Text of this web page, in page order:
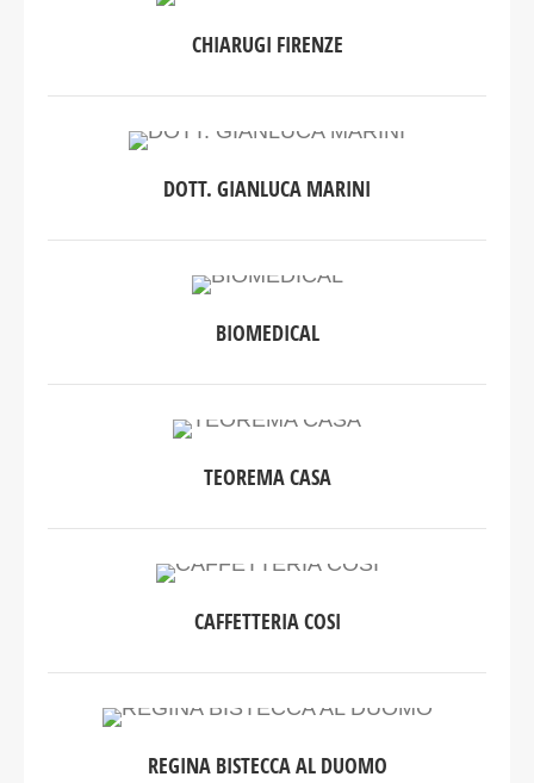
CHIARUGI FIRENZE
DOTT. GIANLUCA MARINI
BIOMEDICAL
TEOREMA CASA
CAFFETTERIA COSI
REGINA BISTECCA AL DUOMO